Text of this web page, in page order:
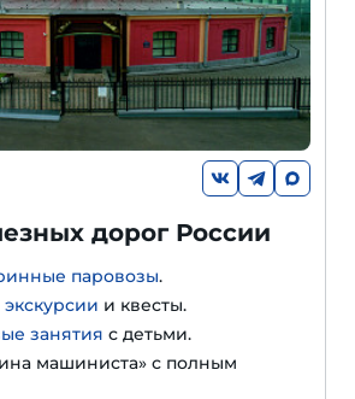
дорог России
паровозы.
экскурсии и квесты.
занятия с детьми.
машиниста» с полным